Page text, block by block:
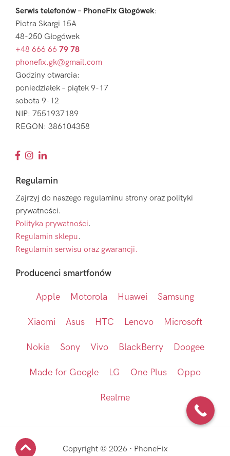
Serwis telefonów – PhoneFix Głogówek:
Piotra Skargi 15A
48-250 Głogówek
+48 666 66 79 78
phonefix.gk@gmail.com
Godziny otwarcia:
poniedziałek – piątek 9-17
sobota 9-12
NIP: 7551937189
REGON: 386104358
Regulamin
Zajrzyj do naszego regulaminu strony oraz polityki
prywatności.
Polityka prywatności.
Regulamin sklepu.
Regulamin serwisu oraz gwarancji.
Producenci smartfonów
Apple Motorola Huawei Samsung
Xiaomi Asus HTC Lenovo Microsoft
Nokia Sony Vivo BlackBerry Doogee
Made for Google LG One Plus Oppo
Realme
Copyright © 2026 · PhoneFix